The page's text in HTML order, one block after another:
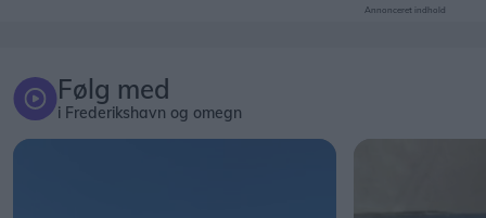
Annonceret indhold
Følg med
i Frederikshavn og omegn